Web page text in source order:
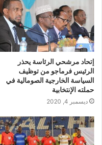
إتحاد مرشحي الرئاسة يحذر
الرئيس فرماجو من توظيف
السياسة الخارجية الصومالية في
حملته الإنتخابية
ديسمبر 4, 2020